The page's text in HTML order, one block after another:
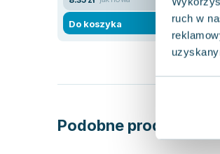
ruch w
Do koszyka Do
Podobne produkty